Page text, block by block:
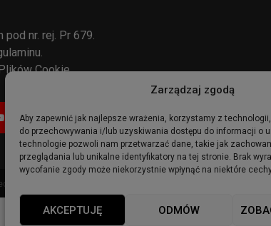
Zarządzaj zgodą
Aby zapewnić jak najlepsze wrażenia, korzystamy z
do przechowywania i/lub uzyskiwania dostępu do informacji o
technologie pozwoli nam przetwarzać dane, takie jak
przeglądania lub unikalne identyfikatory na tej stronie. Brak
wycofanie zgody może niekorzystnie wpłynąć na niektóre
AKCEPTUJĘ ODMÓW
nr. rej. Pr 679.
Cookie